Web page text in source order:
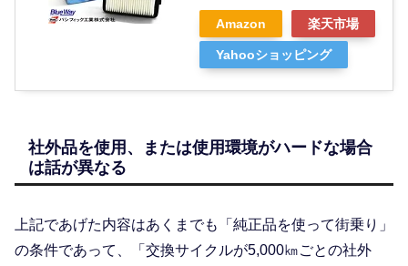
Amazon 楽天市場
Yahooショッピング
社外品を使用、または使用環境がハードな場合
は話が異なる
上記であげた内容はあくまでも「純正品を使って街乗り」
の条件であって、「交換サイクルが5,000㎞ごとの社外